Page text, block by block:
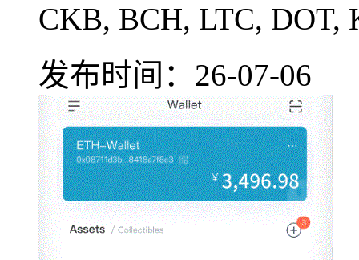
CKB, BCH, LTC, DOT,
发布时间：26-07-06